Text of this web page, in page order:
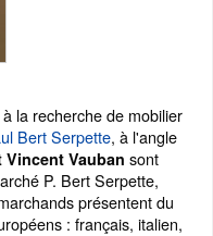
la recherche de mobilier
Bert Serpette, à l'angle
Vincent Vauban sont
P. Bert Serpette,
présentent du
: français, italien,